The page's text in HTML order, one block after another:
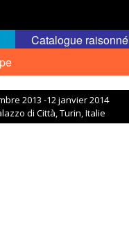
Catalogue raisonné
2013 -12 janvier 2014
di Città, Turin, Italie